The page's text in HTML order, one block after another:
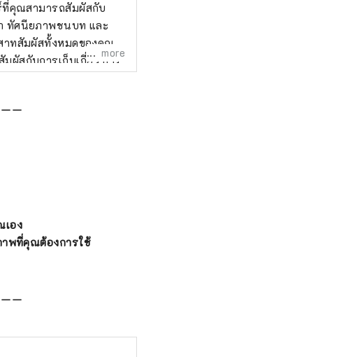
ทัศนียภาพชนบท และ
าทสัมผัสทั้งหมดของคุณ
จะได้ชมเนินเขาและ
more
ー
อง
พที่คุณต้องการใช้
ー